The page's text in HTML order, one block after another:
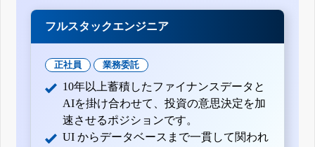
フルスタックエンジニア
正社員 業務委託
10年以上蓄積したファイナンスデータと
AIを掛け合わせて、投資の意思決定を加
速させるポジションです。
UI からデータベースまで一貫して関われ